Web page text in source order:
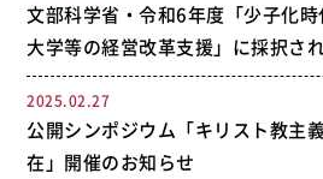
文部科学省・令和6年度「少子化
大学等の経営改革支援」に採択さ
2025.02.27
公開シンポジウム「キリスト教主
在」開催のお知らせ